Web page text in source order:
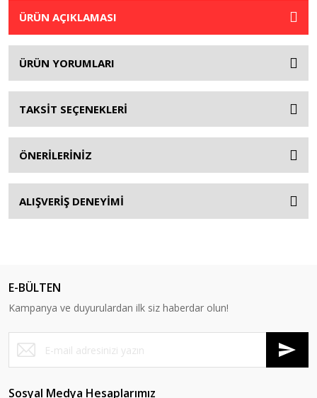
ÜRÜN AÇIKLAMASI
ÜRÜN YORUMLARI
TAKSİT SEÇENEKLERİ
ÖNERİLERİNİZ
ALIŞVERİŞ DENEYİMİ
E-BÜLTEN
Kampanya ve duyurulardan ilk siz haberdar olun!
Sosyal Medya Hesaplarımız